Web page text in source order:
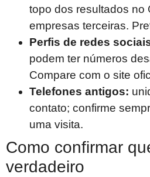
topo dos resultados no
empresas terceiras.
Perfis de redes
podem ter números
Compare com o site
Telefones antigos:
contato; confirme
uma visita.
Como confirmar
verdadeiro